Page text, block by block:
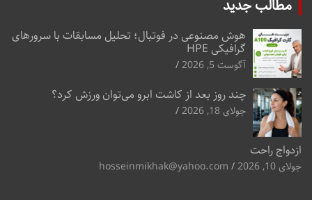
مطالب جدید
هوش مصنوعی در فوتبال؛ تحلیل مسابقات با سرورهای
گرافیکی HPE
آگوست 5, 2026
چند روز بعد از کاشت ابرو می‌توان ورزش کرد؟
جولای 18, 2026
ازدواج راحت
جولای 10, 2026 hosseinmikhak@yahoo.com